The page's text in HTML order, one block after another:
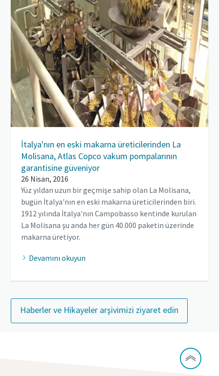
İtalya'nın en eski makarna üreticilerinden La
Molisana, Atlas Copco vakum pompalarının
garantisine güveniyor
26 Nisan, 2016
Yüz yıldan uzun bir geçmişe sahip olan La Molisana,
bugün İtalya'nın en eski makarna üreticilerinden biri.
1912 yılında İtalya'nın Campobasso kentinde kurulan
La Molisana şu anda her gün 40.000 paketin üzerinde
makarna üretiyor.
Devamını okuyun
Haberler ve Hikayeler arşivimizi ziyaret edin